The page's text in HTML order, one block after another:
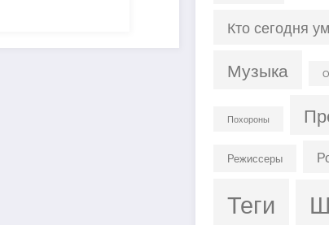
Кто сегодня
Музыка
Похороны
Режиссеры
Теги